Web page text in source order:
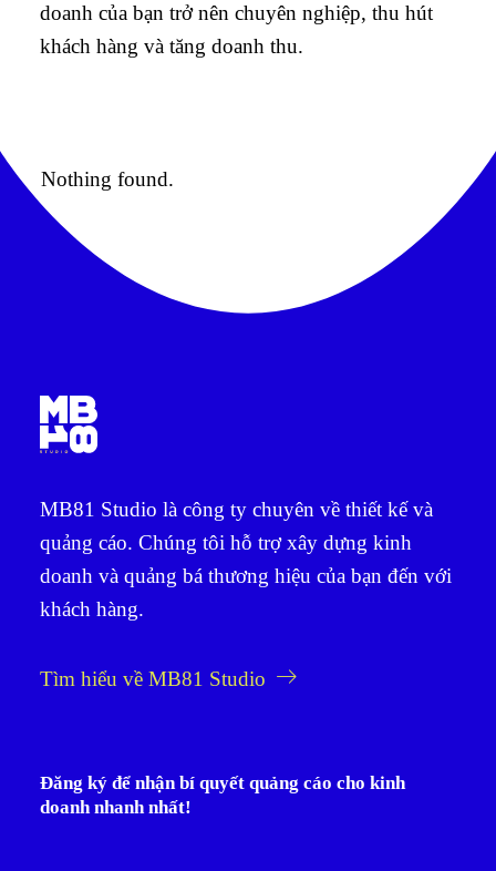
Tư vấn miễn phí
doanh của bạn trở nên chuyên nghiệp, thu hút
khách hàng và tăng doanh thu.
Nothing found.
MB81 Studio là công ty chuyên về thiết kế và
quảng cáo. Chúng tôi hỗ trợ xây dựng kinh
doanh và quảng bá thương hiệu của bạn đến với
khách hàng.
Tìm hiểu về MB81 Studio
Đăng ký để nhận bí quyết quảng cáo cho kinh
doanh nhanh nhất!